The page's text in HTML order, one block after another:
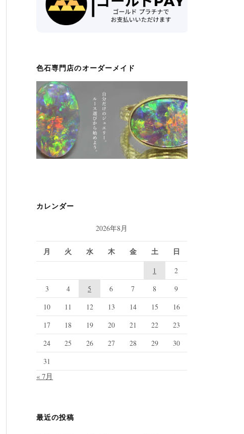
色石専門店のオーダーメイド
カレンダー
2026年8月
月 火 水 木 金 土 日
1
2
3
4 5 6 7 8
9
10
11 12 13 14 15
16
17
18 19 20 21 22
23
24
25 26 27 28 29
30
31
« 7月
最近の投稿